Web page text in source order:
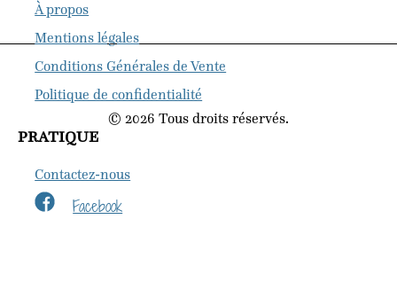
À propos
Mentions légales
Conditions Générales de Vente
Politique de confidentialité
PRATIQUE
Contactez-nous
Facebook
© 2026 Tous droits réservés.